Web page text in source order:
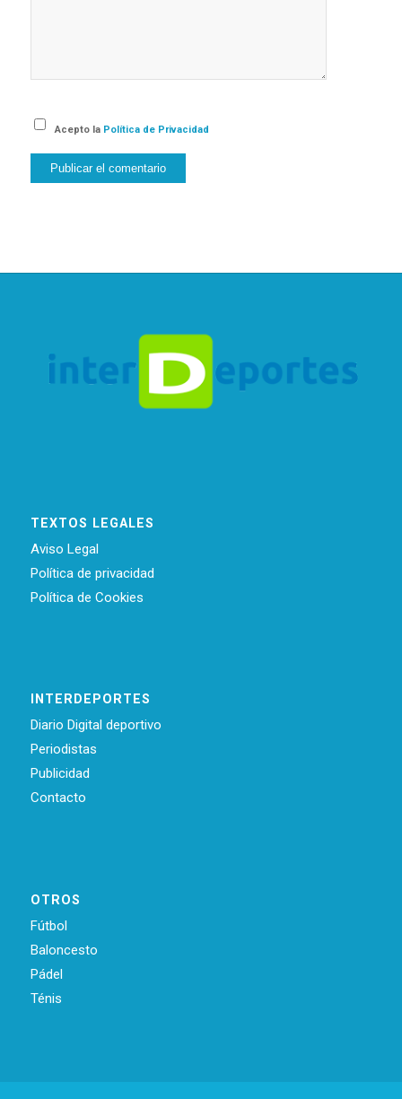
Acepto la Política de Privacidad
TEXTOS LEGALES
Aviso Legal
Política de privacidad
Política de Cookies
INTERDEPORTES
Diario Digital deportivo
Periodistas
Publicidad
Contacto
OTROS
Fútbol
Baloncesto
Pádel
Ténis